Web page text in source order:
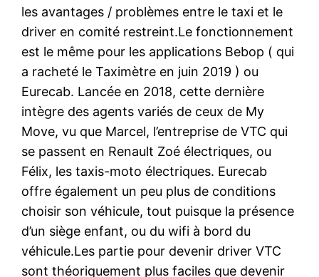
les avantages / problèmes entre le taxi et le
driver en comité restreint.Le fonctionnement
est le même pour les applications Bebop ( qui
a racheté le Taximètre en juin 2019 ) ou
Eurecab. Lancée en 2018, cette dernière
intègre des agents variés de ceux de My
Move, vu que Marcel, l’entreprise de VTC qui
se passent en Renault Zoé électriques, ou
Félix, les taxis-moto électriques. Eurecab
offre également un peu plus de conditions
choisir son véhicule, tout puisque la présence
d’un siège enfant, ou du wifi à bord du
véhicule.Les partie pour devenir driver VTC
sont théoriquement plus faciles que devenir